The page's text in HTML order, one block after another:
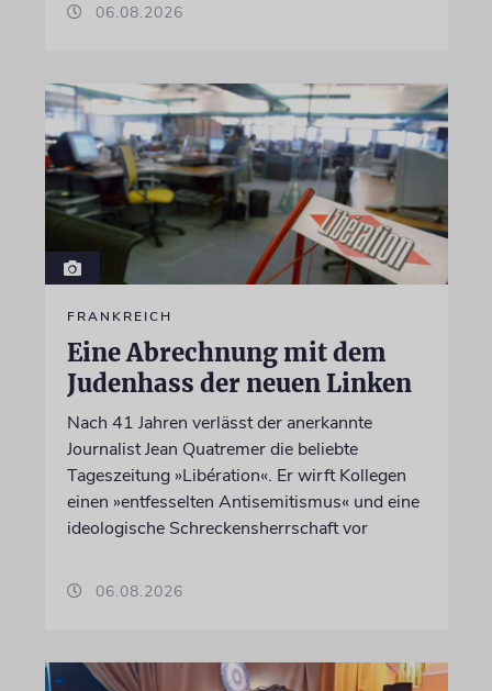
06.08.2026
FRANKREICH
Eine Abrechnung mit dem
Judenhass der neuen Linken
Nach 41 Jahren verlässt der anerkannte
Journalist Jean Quatremer die beliebte
Tageszeitung »Libération«. Er wirft Kollegen
einen »entfesselten Antisemitismus« und eine
ideologische Schreckensherrschaft vor
06.08.2026